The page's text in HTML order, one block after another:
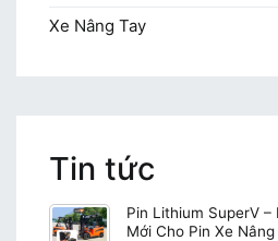
Xe Nâng Tay
Tin tức
Pin Lithium SuperV –
Mới Cho Pin Xe